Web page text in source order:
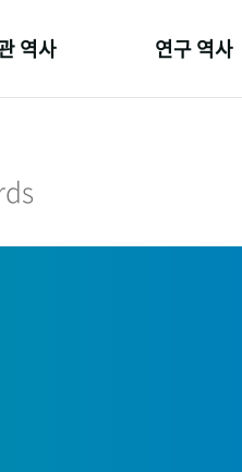
역사
변천사
연구 역사